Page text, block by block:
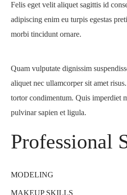
Felis eget velit aliquet sagittis id
adipiscing enim eu turpis egestas
morbi tincidunt ornare.
Quam vulputate dignissim
aliquet nec ullamcorper sit amet
tortor condimentum. Quis imperdiet
pulvinar sapien et ligula.
Professional
MODELING
MAKEUP SKILLS